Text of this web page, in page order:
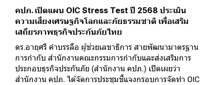
คปภ. เปิดแผน OIC Stress Test ปี 2568 ประเมิน
ความเสี่ยงเศรษฐกิจโลกและภัยธรรมชาติ เพื่อเสริม
เสถียรภาพธุรกิจประกันภัยไทย
ดร.อายุศรี คำบรรลือ ผู้ช่วยเลขาธิการ สายพัฒนามาตรฐาน
การกำกับ สำนักงานคณะกรรมการกำกับและส่งเสริมการ
ประกอบธุรกิจประกันภัย (สำนักงาน คปภ.) เปิดเผยว่า
สำนักงาน คปภ. ได้จัดการประชุมชี้แจงกรอบการจัดทำ OIC